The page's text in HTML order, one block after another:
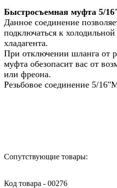
Быстросъемная муфта 5/
Данное соединение
подключаться к
хладагента.
При отключении шланга от
муфта обезопасит вас от
или фреона.
Резьбовое соединение 5/
Сопутствующие товары:
Код товара - 00276